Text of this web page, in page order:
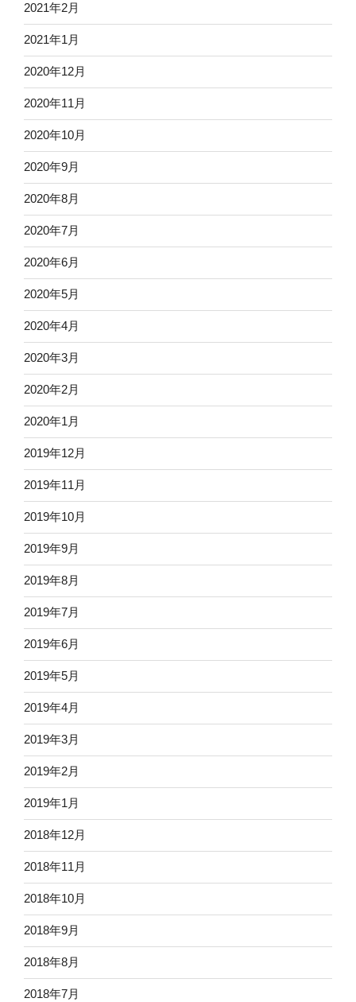
2021年2月
2021年1月
2020年12月
2020年11月
2020年10月
2020年9月
2020年8月
2020年7月
2020年6月
2020年5月
2020年4月
2020年3月
2020年2月
2020年1月
2019年12月
2019年11月
2019年10月
2019年9月
2019年8月
2019年7月
2019年6月
2019年5月
2019年4月
2019年3月
2019年2月
2019年1月
2018年12月
2018年11月
2018年10月
2018年9月
2018年8月
2018年7月